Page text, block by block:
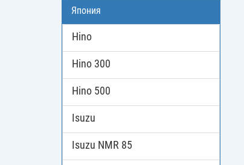
Япония
Hino
Hino 300
Hino 500
Isuzu
Isuzu NMR 85